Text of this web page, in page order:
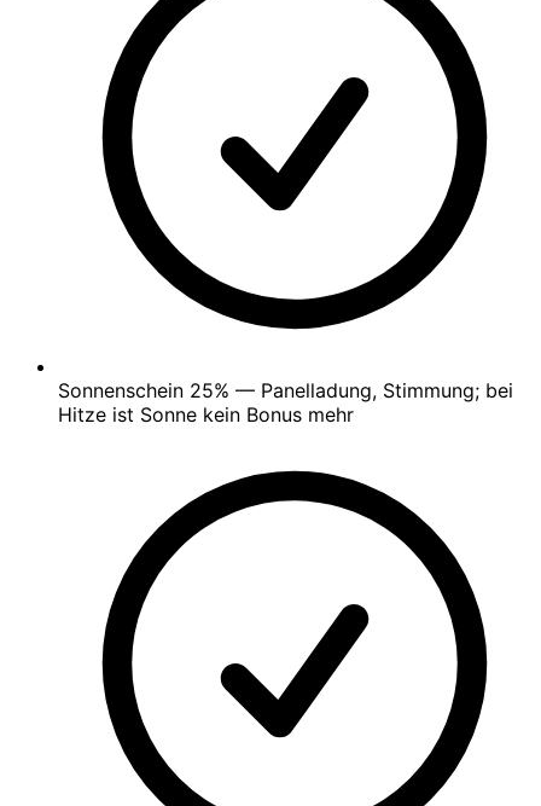
Sonnenschein 25% — Panelladung, Stimmung; bei
Hitze ist Sonne kein Bonus mehr